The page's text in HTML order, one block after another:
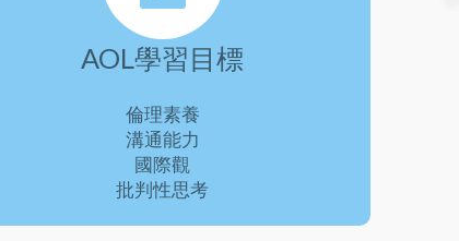
AOL學習目標
倫理素養
溝通能力
國際觀
批判性思考